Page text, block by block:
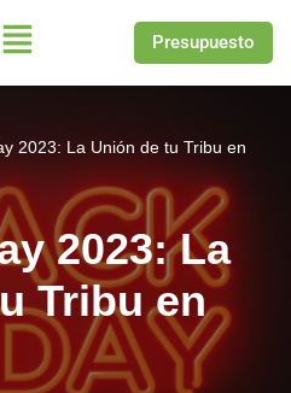
Presupuesto
2023: La Unión de tu Tribu en
2023: La
Tribu en